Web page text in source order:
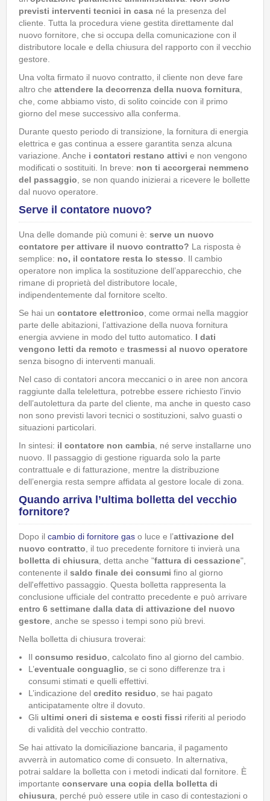
previsti interventi tecnici in casa né la presenza del
cliente. Tutta la procedura viene gestita direttamente dal
nuovo fornitore, che si occupa della comunicazione con il
distributore locale e della chiusura del rapporto con il vecchio
gestore.
Una volta firmato il nuovo contratto, il cliente non deve fare
altro che attendere la decorrenza della nuova fornitura
che, come abbiamo visto, di solito coincide con il primo
giorno del mese successivo alla conferma.
Durante questo periodo di transizione, la fornitura di energia
elettrica e gas continua a essere garantita senza alcuna
variazione. Anche i contatori restano attivi e non vengono
modificati o sostituiti. In breve: non ti accorgerai nemmeno
del passaggio , se non quando inizierai a ricevere le bollette
dal nuovo operatore.
Serve il contatore nuovo?
Una delle domande più comuni è: serve un nuovo
contatore per attivare il nuovo contratto? La risposta è
semplice: no, il contatore resta lo stesso . Il cambio
operatore non implica la sostituzione dell’apparecchio, che
rimane di proprietà del distributore locale,
indipendentemente dal fornitore scelto.
Se hai un contatore elettronico , come ormai nella maggior
parte delle abitazioni, l’attivazione della nuova fornitura
energia avviene in modo del tutto automatico. I dati
vengono letti da remoto e trasmessi al nuovo operatore
senza bisogno di interventi manuali.
Nel caso di contatori ancora meccanici o in aree non ancora
raggiunte dalla telelettura, potrebbe essere richiesto l’invio
dell’autolettura da parte del cliente, ma anche in questo caso
non sono previsti lavori tecnici o sostituzioni, salvo guasti o
situazioni particolari.
In sintesi: il contatore non cambia , né serve installarne uno
nuovo. Il passaggio di gestione riguarda solo la parte
contrattuale e di fatturazione, mentre la distribuzione
dell’energia resta sempre affidata al gestore locale di zona.
Quando arriva l’ultima bolletta del vecchio
fornitore?
Dopo il cambio di fornitore gas o luce e l’attivazione del
nuovo contratto , il tuo precedente fornitore ti invierà una
bolletta di chiusura , detta anche "fattura di cessazione",
contenente il saldo finale dei consumi fino al giorno
dell'effettivo passaggio. Questa bolletta rappresenta la
conclusione ufficiale del contratto precedente e può arrivare
entro 6 settimane dalla data di attivazione del nuovo
gestore , anche se spesso i tempi sono più brevi.
Nella bolletta di chiusura troverai:
Il consumo residuo , calcolato fino al giorno del cambio.
L’eventuale conguaglio , se ci sono differenze tra i
consumi stimati e quelli effettivi.
L’indicazione del credito residuo , se hai pagato
anticipatamente oltre il dovuto.
Gli ultimi oneri di sistema e costi fissi riferiti al periodo
di validità del vecchio contratto.
Se hai attivato la domiciliazione bancaria, il pagamento
avverrà in automatico come di consueto. In alternativa,
potrai saldare la bolletta con i metodi indicati dal fornitore. È
importante conservare una copia della bolletta di
chiusura , perché può essere utile in caso di contestazioni o